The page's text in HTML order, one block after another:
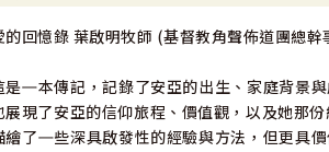
的回憶錄 葉啟明牧師 (基督教角聲佈道團總幹
是㇐本傳記，記錄了安亞的出生、家庭背景
展現了安亞的信仰旅程、價值觀，以及她那
繪了㇐些深具啟發性的經驗與方法，但更具